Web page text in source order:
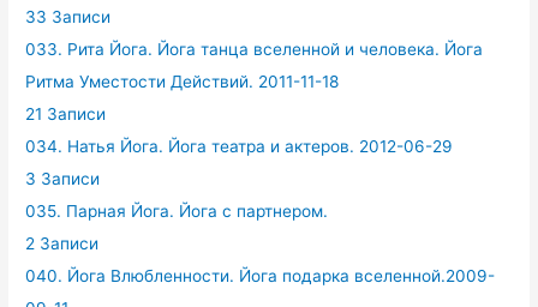
33 Записи
033. Рита Йога. Йога танца вселенной и человека. Йога
Ритма Уместости Действий. 2011-11-18
21 Записи
034. Натья Йога. Йога театра и актеров. 2012-06-29
3 Записи
035. Парная Йога. Йога с партнером.
2 Записи
040. Йога Влюбленности. Йога подарка вселенной.2009-